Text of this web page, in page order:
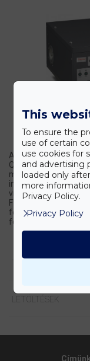
A Thermo Scientific™
QC mérések
multiplex technológia
integrált
visszajelzést kapunk
FT-NIR folyamat
felhasznált anyagok
LETÖLTÉSEK
This
To ensure the
use of certain
use cookies for
and advertising
loaded only
more
Privacy Policy.
Privacy Policy